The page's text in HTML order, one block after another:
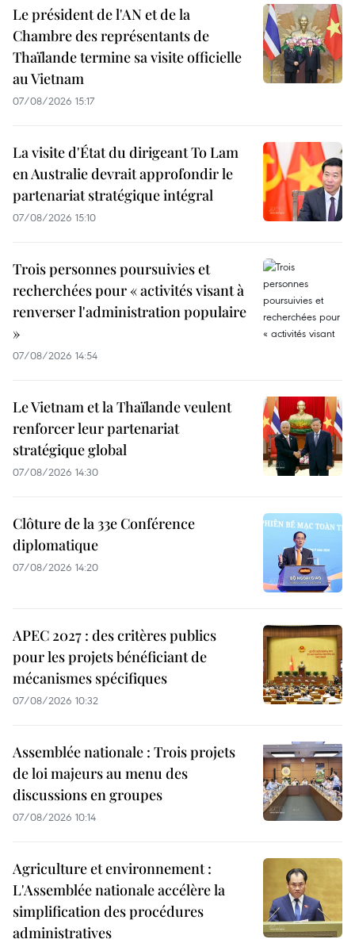
Le président de l'AN et de la
Chambre des représentants de
Thaïlande termine sa visite officielle
au Vietnam
07/08/2026 15:17
La visite d'État du dirigeant To Lam
en Australie devrait approfondir le
partenariat stratégique intégral
07/08/2026 15:10
Trois personnes poursuivies et
recherchées pour « activités visant à
renverser l'administration populaire
»
07/08/2026 14:54
Le Vietnam et la Thaïlande veulent
renforcer leur partenariat
stratégique global
07/08/2026 14:30
Clôture de la 33e Conférence
diplomatique
07/08/2026 14:20
APEC 2027 : des critères publics
pour les projets bénéficiant de
mécanismes spécifiques
07/08/2026 10:32
Assemblée nationale : Trois projets
de loi majeurs au menu des
discussions en groupes
07/08/2026 10:14
Agriculture et environnement :
L'Assemblée nationale accélère la
simplification des procédures
administratives